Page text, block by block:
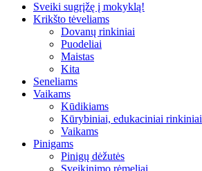
Sveiki sugrįžę į mokyklą!
Krikšto tėveliams
Dovanų rinkiniai
Puodeliai
Maistas
Kita
Seneliams
Vaikams
Kūdikiams
Kūrybiniai, edukaciniai rinkiniai
Vaikams
Pinigams
Pinigų dėžutės